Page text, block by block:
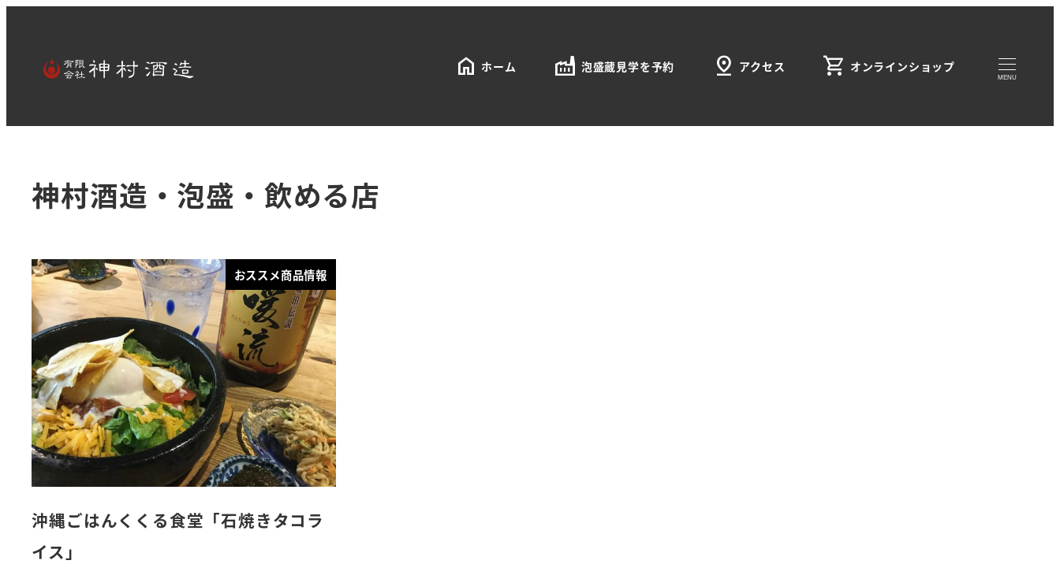
home ホーム factory 泡盛蔵見学を予約 pin_drop アクセス shopping_cart オンラインショップ
MENU
神村酒造・泡盛・飲める店
おススメ商品情報
沖縄ごはんくくる食堂「石焼きタコラ
イス」